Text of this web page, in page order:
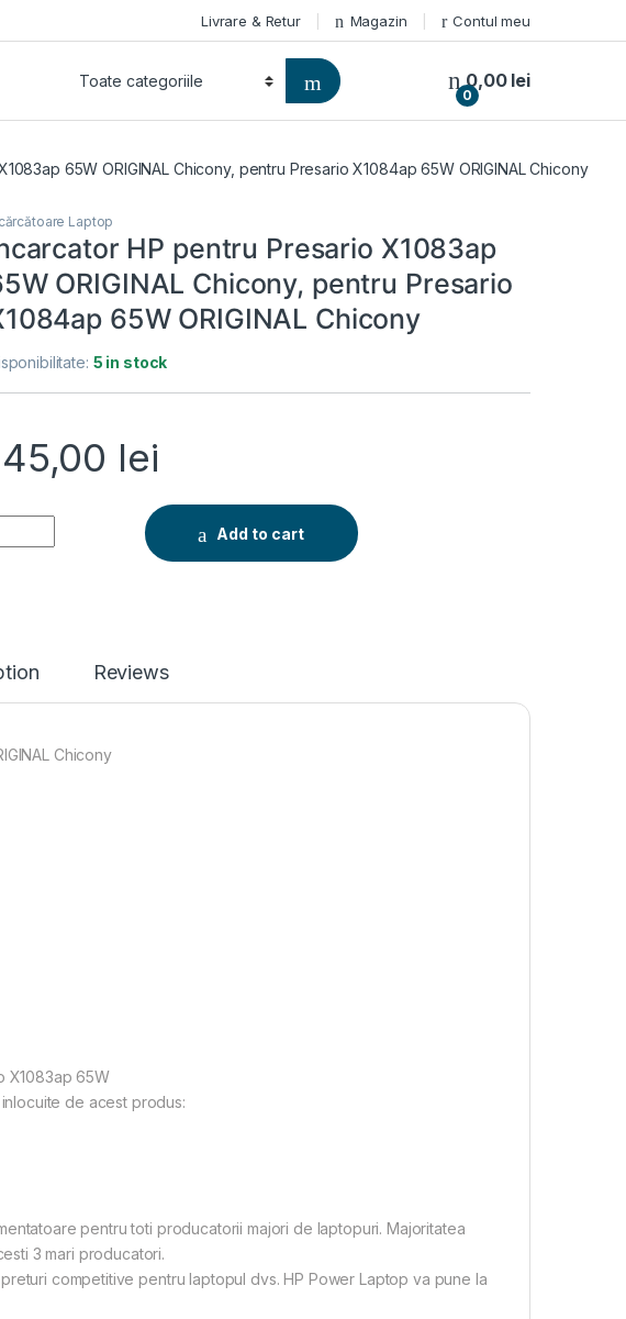
Livrare & Retur Magazin Contul meu
0
0,00 lei
65W ORIGINAL Chicony, pentru Presario X1084ap 65W ORIGINAL Chicony
Laptop
HP pentru Presario X1083ap
ORIGINAL Chicony, pentru Presario
65W ORIGINAL Chicony
5 in stock
lei
HP pentru Presario X1083ap 65W ORIGINAL Chicony, pentru Presario
Add to cart
Reviews
Chicony
X1083ap 65W
de acest produs:
pentru toti producatorii majori de laptopuri. Majoritatea
3 mari producatori.
competitive pentru laptopul dvs. HP Power Laptop va pune la